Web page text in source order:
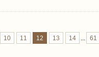
10 11 12 13 14 ... 61